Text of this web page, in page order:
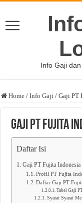
Info Gaji
Home / Info Gaji / Gaji PT
Gaji PT Fujita
Daftar Isi
Gaji PT Fujita Indonesia
Profil PT Fujita
Daftar Gaji PT
Tabel Gaji
Syarat Syarat